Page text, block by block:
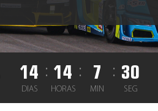
14
DIAS
: 14
HORAS
: 7
MIN
: 30
SEG